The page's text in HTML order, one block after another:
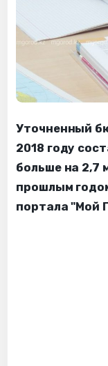
Уточненный
2018 году
больше на 2,7
прошлым
портала "Мой